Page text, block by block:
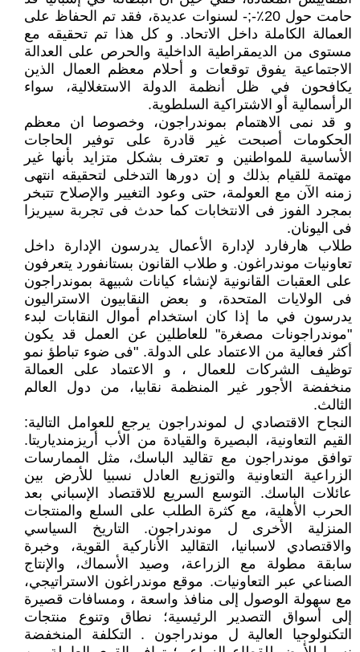
حامت حول 20٪-;- لسنوات عديدة، فقد تم الحفاظ على
العمالة الكاملة داخل الاتحاد. و كل هذا تم تحقيقه مع
مستوى من الديمقراطية الداخلية والحرص على العدالة
الاجتماعية يفوق توقعات و أحلام معظم العمال الذين
يكافحون في ظل أنظمة الدولة الاستغلالية، سواء
الرأسمالية أو الاشتراكية السلطوية.
و قد نمى الاهتمام بموندراجون، وخصوصا ان معظم
الحكومات أصبحت غير قادرة على توفير الحاجات
الأساسية للمواطنين و تعترف بشكل متزايد بأنها غير
مهتمة للقيام بذلك و إن دورها التدخلى لتحقيقه انتهى
زمنه الآن مع العولمة، حتى وعود التغيير والإصلاح تتبخر
بمجرد الفوز فى الانتخابات كما حدث فى تجربة سيريزا
فى اليونان.
طلاب هارفارد لإدارة الأعمال يدرسون الإدارة داخل
تعاونيات موندراغون. و طلاب القانون بستانفورد يتعرفون
على العقبات القانونية لإنشاء كيانات شبيهة بموندراجون
فى الولايات المتحدة، و بعض النقابيون الاستراليون
يدرسون في ما إذا كان استخدام أموال النقابات لبدء
"موندراجونات مصغرة" للعاطلين عن العمل قد يكون
أكثر فعالية من الاعتماد على الدولة. "فى ضوء تباطؤ نمو
توظيف الشركات للعمال ، و الاعتماد على العمالة
منخفضة الأجور غير المنظمة نقابيا، من دول العالم
الثالث.
النجاح الاقتصادي ل لموندراجون يرجع للعوامل التالية:
القيم التعاونية، البصيرة والقيادة من الأب أريزمندياريتا.
توافق موندراجون مع تقاليد الباسك، مثل الممارسات
الزراعية التعاونية والتوزيع العادل نسبيا للأرض بين
عائلات الباسك. التوسع السريع للاقتصاد الإسباني بعد
الحرب الأهلية، مع كثرة الطلب على السلع والمنتجات
المنزلية الأخرى ل موندراجون. التاريخ السياسي
والاقتصادي لاسبانيا، التقاليد الأناركية القوية، وخبرة
سابقة مطولة مع الزراعة، وصيد الأسماك، والإنتاج
الصناعي عبر التعاونيات. موقع موندراغون الاستراتيجي،
مع سهولة الوصول إلى منافذ واسعة ، ومسافات قصيرة
إلى أسواق التصدير الرئيسية؛ نطاق وتنوع منتجات
التكنولوجيا العالية ل موندراجون . التكلفة المنخفضة